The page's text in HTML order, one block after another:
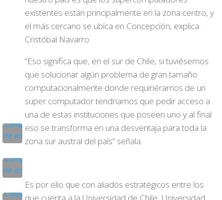
existentes están principalmente en la zona centro, y
el más cercano se ubica en Concepción, explica
Cristóbal Navarro.
“Eso significa que, en el sur de Chile, si tuviésemos
que solucionar algún problema de gran tamaño
computacionalmente donde requiriéramos de un
super computador tendríamos que pedir acceso a
una de estas instituciones que poseen uno y al final
eso se transforma en una desventaja para toda la
zona sur austral del país” señala.
Es por ello que con aliados estratégicos entre los